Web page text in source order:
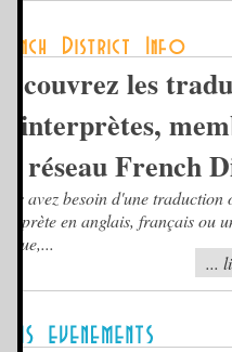
Découvrez les
et interprètes,
du réseau French
Vous avez besoin d'une traduction
interprète en anglais, français ou
langue,...
...